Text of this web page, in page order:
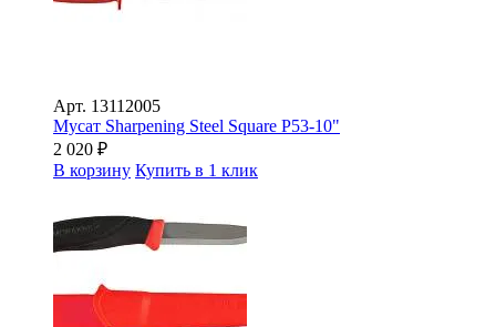
Арт. 13112005
Мусат Sharpening Steel Square P53-10"
2 020 ₽
В корзину Купить в 1 клик